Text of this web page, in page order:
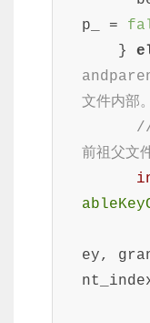
p_ =
    }
文件内部。
//
前祖父文
ey,